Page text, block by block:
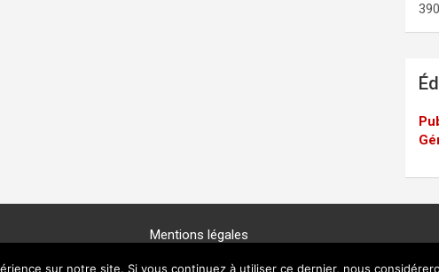
Mentions légales
Copyright © 2025 -GénéProvence
sur notre site. Si vous continuez à utiliser ce dernier, nous